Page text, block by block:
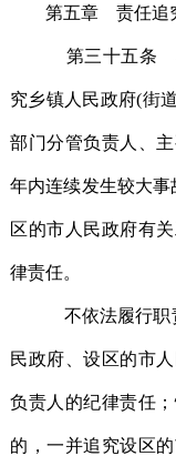
第五章 责任追
第三十五条 不
究乡镇人民政府(街
部门分管负责人、
年内连续发生较大
区的市人民政府有
律责任。
不依法履行职责
民政府、设区的市
负责人的纪律责任
的，一并追究设区